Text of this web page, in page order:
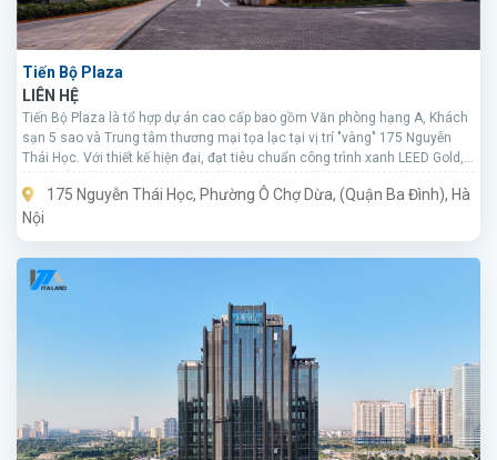
Tiến Bộ Plaza
LIÊN HỆ
Tiến Bộ Plaza là tổ hợp dự án cao cấp bao gồm Văn phòng hạng A, Khách
sạn 5 sao và Trung tâm thương mại tọa lạc tại vị trí "vàng" 175 Nguyễn
Thái Học. Với thiết kế hiện đại, đạt tiêu chuẩn công trình xanh LEED Gold,
lớn muốn khẳng định vị thế tại Thủ đô.
175 Nguyễn Thái Học, Phường Ô Chợ Dừa, (Quận Ba Đình), Hà
Nội